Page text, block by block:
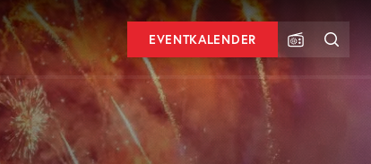
EVENTKALENDER